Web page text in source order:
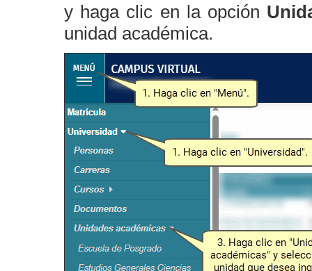
y haga clic en la opción
unidad académica.